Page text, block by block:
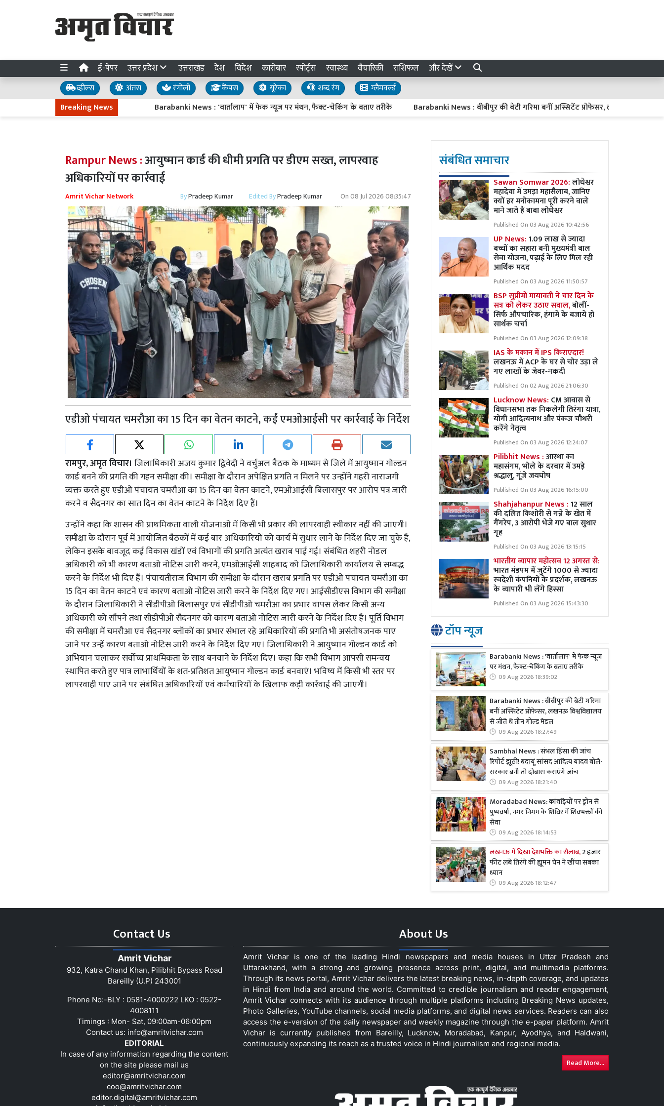
ई-पेपर उत्तर प्रदेश उत्तराखंड देश विदेश कारोबार स्पोर्ट्स स्वास्थ्य वैचारिकी राशिफल और देखें
व्हील्स अंतस रंगोली कैंपस यूरेका शब्द रंग
ग्लैमवर्ल्ड
Breaking News
Barabanki News : 'वार्तालाप' में फेक न्यूज पर मंथन, फैक्ट-चेकिंग के बताए तरीके Barabanki News : बीबीपुर की बेटी गरिमा बनीं अस्सिटेंट प्रोफेसर, लखनऊ विश्वविद्यालय से
Rampur News :आयुष्मान कार्ड की धीमी प्रगति पर डीएम सख्त, लापरवाह
अधिकारियों पर कार्रवाई
Amrit Vichar Network ByPradeep Kumar Edited ByPradeep Kumar On08 Jul 2026 08:35:47
एडीओ पंचायत चमरौआ का 15 दिन का वेतन काटने, कईं एमओआईसी पर कार्रवाई के निर्देश
रामपुर, अमृत विचार। जिलाधिकारी अजय कुमार द्विवेदी ने वर्चुअल बैठक के माध्यम से जिले में आयुष्मान गोल्डन
कार्ड बनने की प्रगति की गहन समीक्षा की। समीक्षा के दौरान अपेक्षित प्रगति न मिलने पर उन्होंने गहरी नाराजगी
व्यक्त करते हुए एडीओ पंचायत चमरौआ का 15 दिन का वेतन काटने, एमओआईसी बिलासपुर पर आरोप पत्र जारी
करने व सैदनगर का सात दिन का वेतन काटने के निर्देश दिए हैं।
उन्होंने कहा कि शासन की प्राथमिकता वाली योजनाओं में किसी भी प्रकार की लापरवाही स्वीकार नहीं की जाएगी।
समीक्षा के दौरान पूर्व में आयोजित बैठकों में कई बार अधिकारियों को कार्य में सुधार लाने के निर्देश दिए जा चुके हैं,
लेकिन इसके बावजूद कई विकास खंडों एवं विभागों की प्रगति अत्यंत खराब पाई गई। संबंधित शहरी नोडल
अधिकारी को भी कारण बताओ नोटिस जारी करने, एमओआईसी शाहबाद को जिलाधिकारी कार्यालय से सम्बद्ध
करने के निर्देश भी दिए हैं। पंचायतीराज विभाग की समीक्षा के दौरान खराब प्रगति पर एडीओ पंचायत चमरौआ का
15 दिन का वेतन काटने एवं कारण बताओ नोटिस जारी करने के निर्देश दिए गए। आईसीडीएस विभाग की समीक्षा
के दौरान जिलाधिकारी ने सीडीपीओ बिलासपुर एवं सीडीपीओ चमरौआ का प्रभार वापस लेकर किसी अन्य
अधिकारी को सौंपने तथा सीडीपीओ सैदनगर को कारण बताओ नोटिस जारी करने के निर्देश दिए हैं। पूर्ति विभाग
की समीक्षा में चमरौआ एवं सैदनगर ब्लॉकों का प्रभार संभाल रहे अधिकारियों की प्रगति भी असंतोषजनक पाए
जाने पर उन्हें कारण बताओ नोटिस जारी करने के निर्देश दिए गए। जिलाधिकारी ने आयुष्मान गोल्डन कार्ड को
अभियान चलाकर सर्वोच्च प्राथमिकता के साथ बनवाने के निर्देश दिए। कहा कि सभी विभाग आपसी समन्वय
स्थापित करते हुए पात्र लाभार्थियों के शत-प्रतिशत आयुष्मान गोल्डन कार्ड बनवाएं। भविष्य में किसी भी स्तर पर
लापरवाही पाए जाने पर संबंधित अधिकारियों एवं कर्मचारियों के खिलाफ कड़ी कार्रवाई की जाएगी।
संबंधित समाचार
Sawan Somwar 2026:लोधेश्वर
महादेवा में उमड़ा महासैलाब, जानिए
क्यों हर मनोकामना पूरी करने वाले
माने जाते हैं बाबा लोधेश्वर
Published On 03 Aug 2026 10:42:56
UP News:1.09 लाख से ज्यादा
बच्चों का सहारा बनी मुख्यमंत्री बाल
सेवा योजना, पढ़ाई के लिए मिल रही
आर्थिक मदद
Published On 03 Aug 2026 11:50:57
BSP सुप्रीमों मायावती ने चार दिन के
सत्र को लेकर उठाए सवाल,बोलीं-
सिर्फ औपचारिक, हंगामे के बजाये हो
सार्थक चर्चा
Published On 03 Aug 2026 12:09:38
IAS के मकान में IPS किराएदार!
लखनऊ में ACP के घर से चोर उड़ा ले
गए लाखों के जेवर-नकदी
Published On 02 Aug 2026 21:06:30
Lucknow News: CM आवास से
विधानसभा तक निकलेगी तिरंगा यात्रा,
योगी आदित्यनाथ और पंकज चौधरी
करेंगे नेतृत्व
Published On 03 Aug 2026 12:24:07
Pilibhit News :आस्था का
महासंगम, भोले के दरबार में उमड़े
श्रद्धालु, गूंजे जयघोष
Published On 03 Aug 2026 16:15:00
Shahjahanpur News :12 साल
की दलित किशोरी से गन्ने के खेत में
गैंगरेप, 3 आरोपी भेजे गए बाल सुधार
गृह
Published On 03 Aug 2026 13:15:15
भारतीय व्यापार महोत्सव 12 अगस्त से:
भारत मंडपम में जुटेंगे 1000 से ज्यादा
स्वदेशी कंपनियों के प्रदर्शक, लखनऊ
के व्यापारी भी लेंगे हिस्सा
Published On 03 Aug 2026 15:43:30
टॉप न्यूज
Barabanki News : 'वार्तालाप' में फेक न्यूज
पर मंथन, फैक्ट-चेकिंग के बताए तरीके
09 Aug 2026 18:39:02
Barabanki News : बीबीपुर की बेटी गरिमा
बनीं अस्सिटेंट प्रोफेसर, लखनऊ विश्वविद्यालय
से जीते थे तीन गोल्ड मेडल
09 Aug 2026 18:27:49
Sambhal News : संभल हिंसा की जांच
रिपोर्ट झूठी! बदायूं सांसद आदित्य यादव बोले-
सरकार बनी तो दोबारा कराएंगे जांच
09 Aug 2026 18:21:40
Moradabad News: कांवड़ियों पर ड्रोन से
पुष्पवर्षा, नगर निगम के शिविर में शिवभक्तों की
सेवा
09 Aug 2026 18:14:53
लखनऊ में दिखा देशभक्ति का सैलाब,2 हजार
फीट लंबे तिरंगे की ह्यूमन चेन ने खींचा सबका
ध्यान
09 Aug 2026 18:12:47
Contact Us
Amrit Vichar
932, Katra Chand Khan, Pilibhit Bypass Road
Bareilly (U.P) 243001
Phone No:-BLY : 0581-4000222 LKO : 0522-
4008111
Timings : Mon- Sat, 09:00am-06:00pm
Contact us: info@amritvichar.com
EDITORIAL
In case of any information regarding the content
on the site please mail us
editor@amritvichar.com
coo@amritvichar.com
editor.digital@amritvichar.com
About Us
Amrit Vichar is one of the leading Hindi newspapers and media houses in Uttar Pradesh and
Uttarakhand, with a strong and growing presence across print, digital, and multimedia platforms.
Through its news portal, Amrit Vichar delivers the latest breaking news, in-depth coverage, and updates
in Hindi from India and around the world. Committed to credible journalism and reader engagement,
Amrit Vichar connects with its audience through multiple platforms including Breaking News updates,
Photo Galleries, YouTube channels, social media platforms, and digital news services. Readers can also
access the e-version of the daily newspaper and weekly magazine through the e-paper platform. Amrit
Vichar is currently published from Bareilly, Lucknow, Moradabad, Kanpur, Ayodhya, and Haldwani,
continuously expanding its reach as a trusted voice in Hindi journalism and regional media.
Read More...